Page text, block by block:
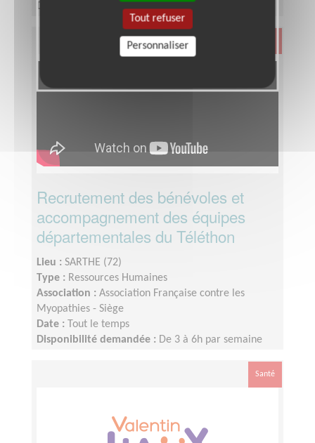
Disponibilité demandée :1h à 2h par mois
Recrutement des bénévoles et
accompagnement des équipes
départementales du Téléthon
Lieu : SARTHE (72)
Type : Ressources Humaines
Association : Association Française contre les
Myopathies - Siège
Date :
Tout le temps
Disponibilité demandée : De 3 à 6h par semaine
Santé
Tout refuser
Personnaliser